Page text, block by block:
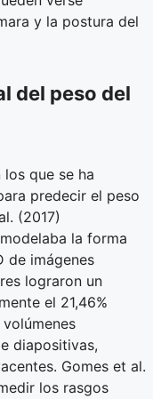
y la postura del
del peso del
que se ha
predecir el peso
(2017)
la forma
de imágenes
lograron un
el 21,46%
diapositivas,
Gomes et al.
los rasgos